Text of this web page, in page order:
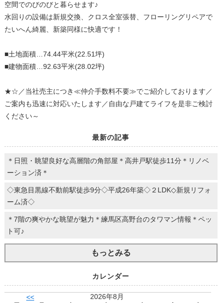
空間でのびのびと暮らせます♪
水回りの設備は新規交換、クロス全室張替、フローリングリペアで
たいへん綺麗、新築同様に快適です！
■土地面積…74.44平米(22.51坪)
■建物面積…92.63平米(28.02坪)
★☆／当社売主につき≪仲介手数料不要≫でご紹介しております／
ご案内も迅速に対応いたします／自由な戸建てライフを是非ご検討
ください～
最新の記事
＊日照・眺望良好な高層階の角部屋＊高井戸駅徒歩11分＊リノベ
ーション済＊
◇東急目黒線不動前駅徒歩9分◇平成26年築◇２LDK◇新規リフォ
ーム済◇
＊7階の爽やかな眺望が魅力＊練馬区高野台のタワマン情報＊ペッ
ト可♪
もっとみる
カレンダー
<<
2026年8月